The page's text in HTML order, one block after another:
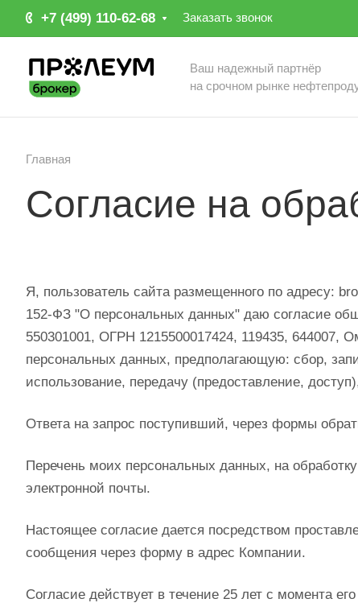
+7 (499) 110-62-68 Заказать звонок
Ваш надежный партнёр
на срочном рынке
Главная
Согласие на
Согласие действует в течение 25 лет с момента
Настоящее согласие дается посредством
сообщения через форму в адрес Компании.
Перечень моих персональных данных, на
электронной почты.
Ответа на запрос поступивший, через формы
Я, пользователь сайта размещенного по адресу:
152-ФЗ "О персональных данных" даю согласие
550301001, ОГРН 1215500017424, 119435, 644007,
персональных данных, предполагающую: сбор,
использование, передачу (предоставление,